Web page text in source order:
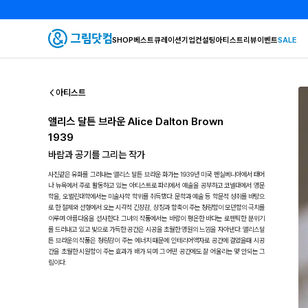
SHOP베스트큐레이션기업컨설팅아티스트리뷰이벤트SALE
아티스트
앨리스 달튼 브라운 Alice Dalton Brown
1939
바람과 공기를 그리는 작가
사진같은 유화를 그려내는 앨리스 달튼 브라운 화가는 1939년 미국 펜실베니아에서 태어
나 뉴욕에서 주로 활동하고 있는 아티스트로 파리에서 예술을 공부하고 코넬대에서 영문
학을, 오벌린대학에서는 미술사학 학위를 취득했다. 문학과 예술 등 학문적 성취를 바탕으
로 한 절제와 선형에서 오는 시각적 긴장감, 상징과 함축이 주는 청량함이 모던함의 극치를
이루며 아름다움을 선사한다. 그녀의 작품에서는 바람이 평온한 바다는 로맨틱한 분위기
를 드러내고 있고 빛으로 가득한 공간은 시공을 초월한 영원의 느낌을 자아낸다. 앨리스달
튼 브라운의 작품은 청량감이 주는 에너지 때문에 인테리어액자로 공간에 걸었을때 시공
간을 초월한 시원함이 주는 효과가 배가 되며 그 어떤 공간에도 잘 어울리는 몇 안되는 그
림이다.